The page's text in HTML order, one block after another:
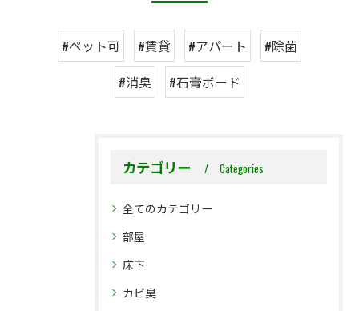
#ペット可 #賃貸 #アパート
#除菌
#消臭
#石膏ボード
カテゴリー Categories
全てのカテゴリー
部屋
床下
カビ臭